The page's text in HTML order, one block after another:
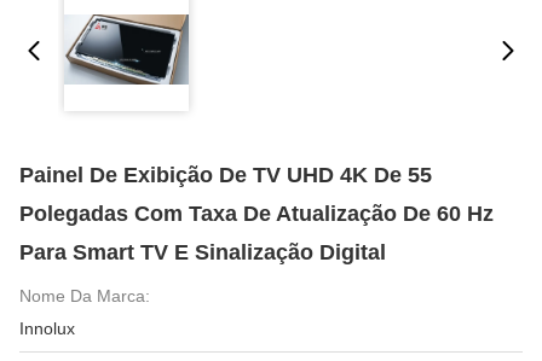
Painel De Exibição De TV UHD 4K De 55
Polegadas Com Taxa De Atualização De 60 Hz
Para Smart TV E Sinalização Digital
Nome Da Marca:
Innolux